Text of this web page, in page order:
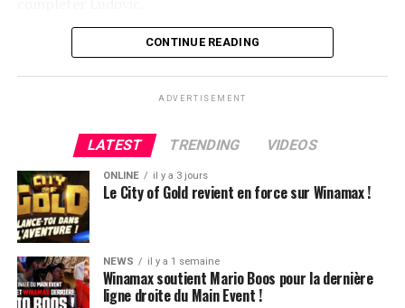
Flop QJ4. All-in de Ludovic et insta call de Logghe, avec
peine une BB, qu’il perdra le coup suivant contre le
même adversaire.
Ludovic Soleau sort donc à la troisième place, pour un
joli gain de 15720€ !
Place au heads-up final.
CONTINUE READING
ADVERTISEMENT
LATEST TRENDING VIDEOS
ONLINE il y a 3 jours
Le City of Gold revient en force sur Winamax !
NEWS il y a 1 semaine
Winamax soutient Mario Boos pour la dernière
ligne droite du Main Event !